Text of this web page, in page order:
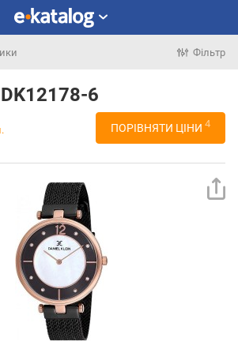
Фільтр
6
ПОРІВНЯТИ ЦІНИ 4